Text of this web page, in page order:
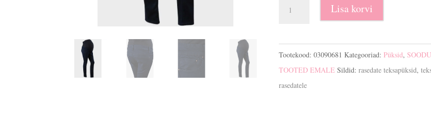
teksapüksid
Lisa korvi
Tootekood:03090681 Kategooriad:Püksid,
TOOTED EMALE Sildid:rasedate teksapüksid,
rasedatele